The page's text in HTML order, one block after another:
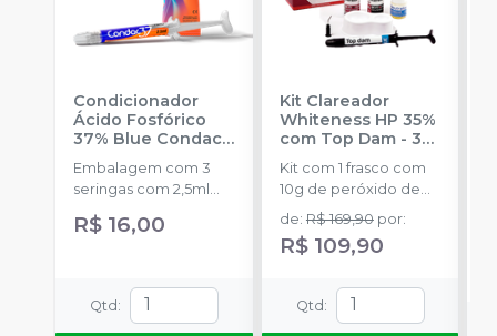
Condicionador
Ácido Fosfórico
37% Blue Condac-
FGM
Embalagem com 3
seringas com 2,5ml
cada uma e 3
ponteiras para
R$ 16,00
Qtd :
Kit Clareador
Whiteness HP 35%
com Top Dam - 3
Pacientes
Kit com 1 frasco com
10g de peróxido de
hidrogênio
concentrado + 1 frasco
com 5g de
com 2g de solução
Neutralize
de: R$ 169,90 por:
R$ 109,90
Qtd :